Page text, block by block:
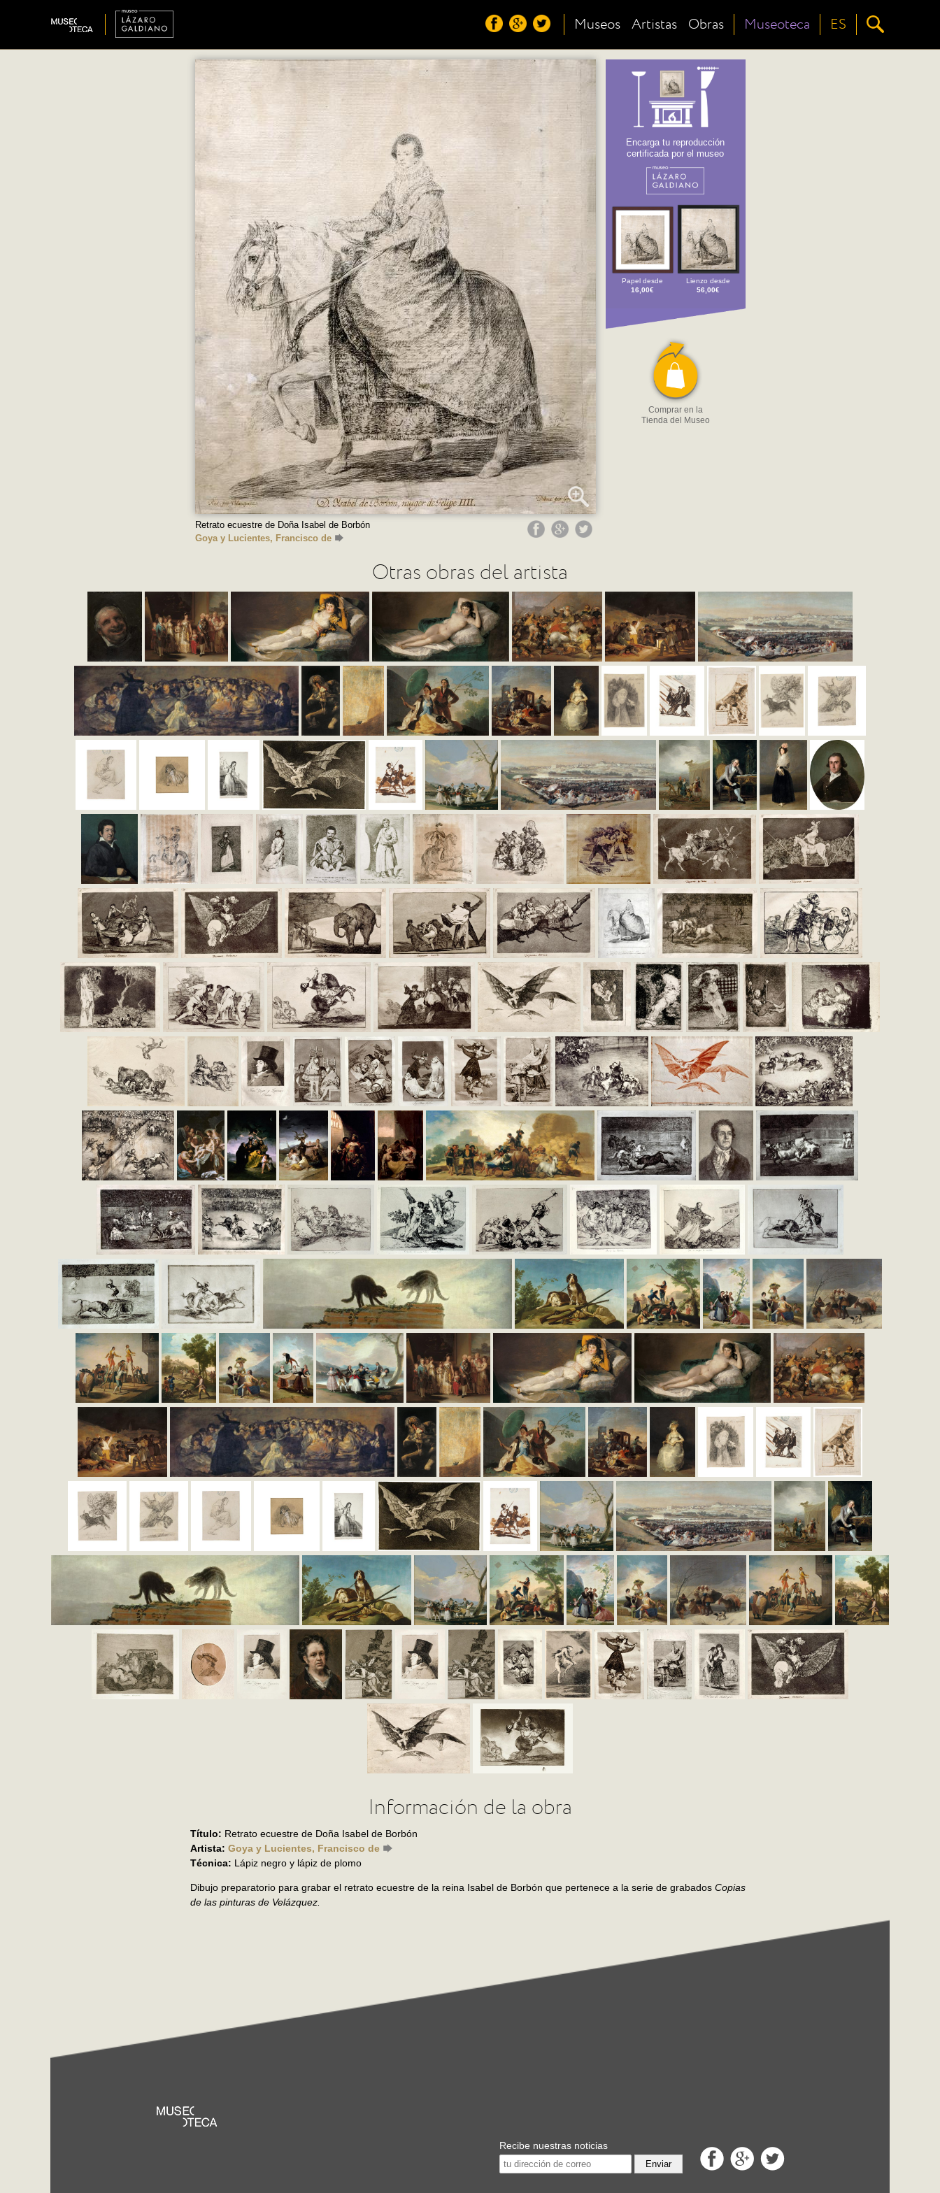
Museos Artistas Obras Museoteca ES
Retrato ecuestre de Doña Isabel de Borbón
Goya y Lucientes, Francisco de
Encarga tu reproducción
certificada por el museo
Papel desde
16,00€
Lienzo desde
56,00€
Comprar en la
Tienda del Museo
Otras obras del artista
Información de la obra
Título: Retrato ecuestre de Doña Isabel de Borbón
Artista: Goya y Lucientes, Francisco de
Técnica: Lápiz negro y lápiz de plomo
Dibujo preparatorio para grabar el retrato ecuestre de la reina Isabel de Borbón que pertenece a la serie de grabados Copias
de las pinturas de Velázquez.
Recibe nuestras noticias
Enviar